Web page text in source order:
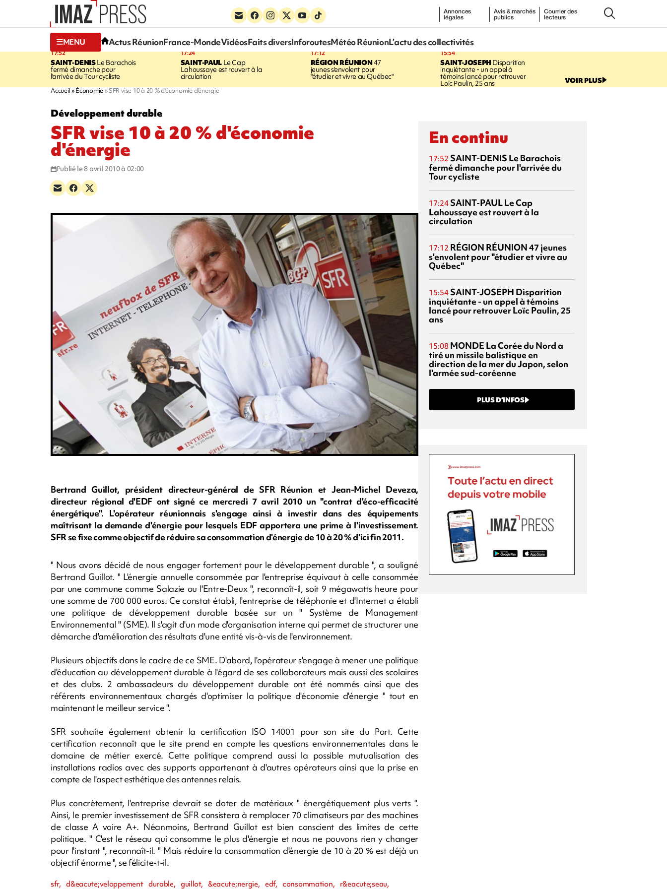
Annonces
légales
Avis & marchés
publics
Courrier des
lecteurs
MENU Actus RéunionFrance-MondeVidéosFaits diversInforoutesMétéo RéunionL’actu des collectivités
17:52
SAINT-DENISLe Barachois
fermé dimanche pour
l'arrivée du Tour cycliste
17:24
SAINT-PAULLe Cap
Lahoussaye est rouvert à la
circulation
17:12
RÉGION RÉUNION47
jeunes s'envolent pour
"étudier et vivre au Québec"
15:54
SAINT-JOSEPHDisparition
inquiétante - un appel à
témoins lancé pour retrouver
Loïc Paulin, 25 ans VOIR PLUS
Accueil Économie SFR vise 10 à 20 % d'économie d'énergie
Développement durable
SFR vise 10 à 20 % d'économie
d'énergie
Publié le 8 avril 2010 à 02:00
Bertrand Guillot, président directeur-général de SFR Réunion et Jean-Michel Deveza,
directeur régional d'EDF ont signé ce mercredi 7 avril 2010 un "contrat d'éco-efficacité
énergétique". L'opérateur réunionnais s'engage ainsi à investir dans des équipements
maîtrisant la demande d'énergie pour lesquels EDF apportera une prime à l'investissement.
SFR se fixe comme objectif de réduire sa consommation d'énergie de 10 à 20 % d'ici fin 2011.
" Nous avons décidé de nous engager fortement pour le développement durable ", a souligné
Bertrand Guillot. " L'énergie annuelle consommée par l'entreprise équivaut à celle consommée
par une commune comme Salazie ou l'Entre-Deux ", reconnaît-il, soit 9 mégawatts heure pour
une somme de 700 000 euros. Ce constat établi, l'entreprise de téléphonie et d'Internet a établi
une politique de développement durable basée sur un " Système de Management
Environnemental " (SME). Il s'agit d'un mode d'organisation interne qui permet de structurer une
démarche d'amélioration des résultats d'une entité vis-à-vis de l'environnement.
Plusieurs objectifs dans le cadre de ce SME. D'abord, l'opérateur s'engage à mener une politique
d'éducation au développement durable à l'égard de ses collaborateurs mais aussi des scolaires
et des clubs. 2 ambassadeurs du développement durable ont été nommés ainsi que des
référents environnementaux chargés d'optimiser la politique d'économie d'énergie " tout en
maintenant le meilleur service ".
SFR souhaite également obtenir la certification ISO 14001 pour son site du Port. Cette
certification reconnaît que le site prend en compte les questions environnementales dans le
domaine de métier exercé. Cette politique comprend aussi la possible mutualisation des
installations radios avec des supports appartenant à d'autres opérateurs ainsi que la prise en
compte de l'aspect esthétique des antennes relais.
Plus concrètement, l'entreprise devrait se doter de matériaux " énergétiquement plus verts ".
Ainsi, le premier investissement de SFR consistera à remplacer 70 climatiseurs par des machines
de classe A voire A+. Néanmoins, Bertrand Guillot est bien conscient des limites de cette
politique. " C'est le réseau qui consomme le plus d'énergie et nous ne pouvons rien y changer
pour l'instant ", reconnaît-il. " Mais réduire la consommation d'énergie de 10 à 20 % est déjà un
objectif énorme ", se félicite-t-il.
sfr, d&eacute;veloppement durable, guillot, &eacute;nergie, edf, consommation, r&eacute;seau,
En continu
17:52 SAINT-DENIS Le Barachois
fermé dimanche pour l'arrivée du
Tour cycliste
17:24 SAINT-PAULLe Cap
Lahoussaye est rouvert à la
circulation
17:12 RÉGION RÉUNION47 jeunes
s'envolent pour "étudier et vivre au
Québec"
15:54 SAINT-JOSEPH Disparition
inquiétante - un appel à témoins
lancé pour retrouver Loïc Paulin, 25
ans
15:08 MONDE La Corée du Nord a
tiré un missile balistique en
direction de la mer du Japon, selon
l'armée sud-coréenne
PLUS D’INFOS